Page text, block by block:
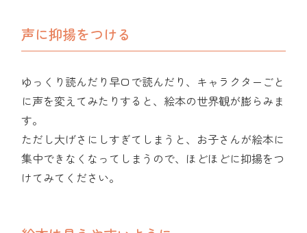
声に抑揚をつける
ゆっくり読んだり早口で読んだり、キャラクターごと
に声を変えてみたりすると、絵本の世界観が膨らみま
す。
ただし大げさにしすぎてしまうと、お子さんが絵本に
集中できなくなってしまうので、ほどほどに抑揚をつ
けてみてください。